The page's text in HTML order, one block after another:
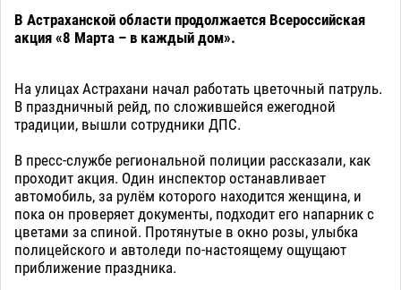
В Астраханской области продолжается Всероссийская
акция «8 Марта – в каждый дом».
На улицах Астрахани начал работать цветочный патруль.
В праздничный рейд, по сложившейся ежегодной
традиции, вышли сотрудники ДПС.
В пресс-службе региональной полиции рассказали, как
проходит акция. Один инспектор останавливает
автомобиль, за рулём которого находится женщина, и
пока он проверяет документы, подходит его напарник с
цветами за спиной. Протянутые в окно розы, улыбка
полицейского и автоледи по-настоящему ощущают
приближение праздника.